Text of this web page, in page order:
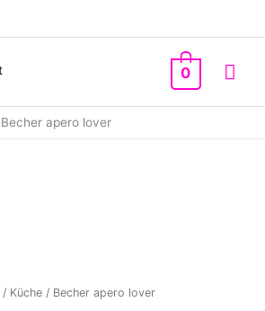
0
Becher apero lover
/ Küche / Becher apero lover